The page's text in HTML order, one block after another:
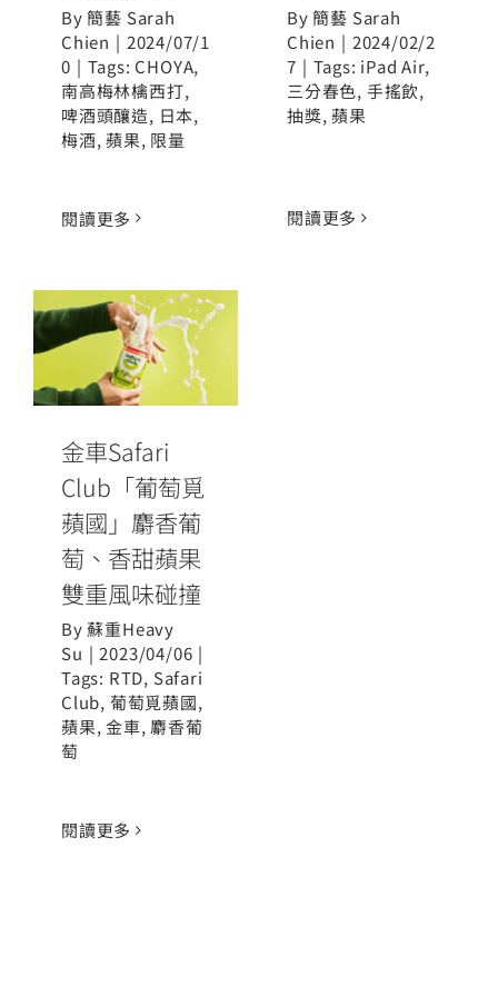
By簡藝 Sarah
Chien | 2024/07/1
0 | Tags: CHOYA,
南高梅林檎西打,
啤酒頭釀造, 日本,
梅酒,蘋果, 限量
閱讀更多
By簡藝 Sarah
Chien | 2024/02/2
7 | Tags: iPad Air,
三分春色, 手搖飲,
抽獎,蘋果
閱讀更多
金車Safari
Club「葡萄覓
蘋國」麝香葡
萄、香甜蘋果
雙重風味碰撞
金車Safari
Club「葡萄覓
蘋國」麝香葡
萄、香甜蘋果
雙重風味碰撞
By蘇重Heavy
Su | 2023/04/06 |
Tags: RTD, Safari
Club, 葡萄覓蘋國,
蘋果,金車, 麝香葡
萄
閱讀更多